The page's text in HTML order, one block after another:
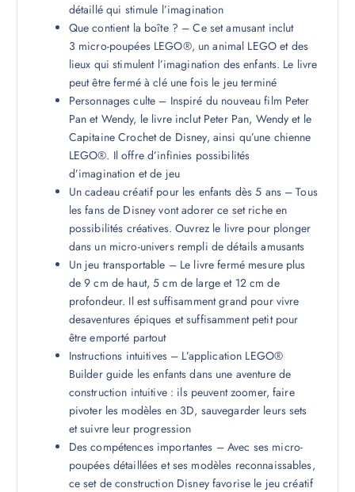
détaillé qui stimule l’imagination
Que contient la boîte ? – Ce set amusant inclut
3 micro-poupées LEGO®, un animal LEGO et des
lieux qui stimulent l’imagination des enfants. Le livre
peut être fermé à clé une fois le jeu terminé
Personnages culte – Inspiré du nouveau film Peter
Pan et Wendy, le livre inclut Peter Pan, Wendy et le
Capitaine Crochet de Disney, ainsi qu’une chienne
LEGO®. Il offre d’infinies possibilités
d’imagination et de jeu
Un cadeau créatif pour les enfants dès 5 ans – Tous
les fans de Disney vont adorer ce set riche en
possibilités créatives. Ouvrez le livre pour plonger
dans un micro-univers rempli de détails amusants
Un jeu transportable – Le livre fermé mesure plus
de 9 cm de haut, 5 cm de large et 12 cm de
profondeur. Il est suffisamment grand pour vivre
desaventures épiques et suffisamment petit pour
être emporté partout
Instructions intuitives – L’application LEGO®
Builder guide les enfants dans une aventure de
construction intuitive : ils peuvent zoomer, faire
pivoter les modèles en 3D, sauvegarder leurs sets
et suivre leur progression
Des compétences importantes – Avec ses micro-
poupées détaillées et ses modèles reconnaissables,
ce set de construction Disney favorise le jeu créatif